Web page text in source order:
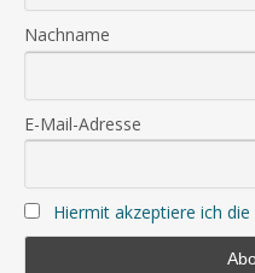
Nachname
E-Mail-Adresse
Hiermit akzeptiere ich